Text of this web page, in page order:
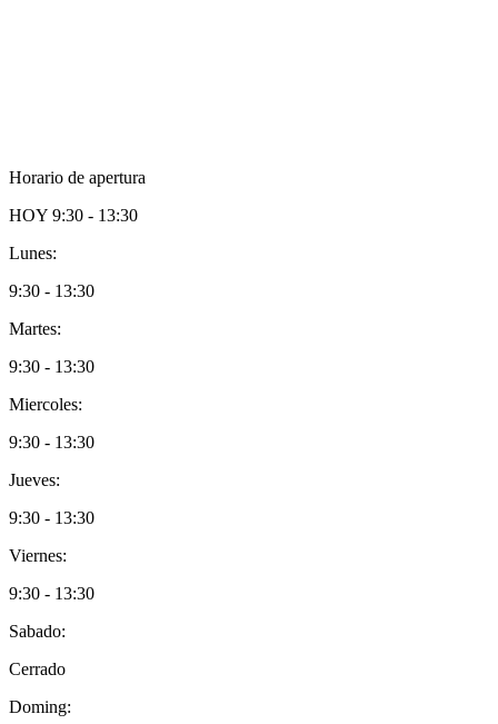
Horario de apertura
HOY 9:30 - 13:30
Lunes:
9:30 - 13:30
Martes:
9:30 - 13:30
Miercoles:
9:30 - 13:30
Jueves:
9:30 - 13:30
Viernes:
9:30 - 13:30
Sabado:
Cerrado
Doming: